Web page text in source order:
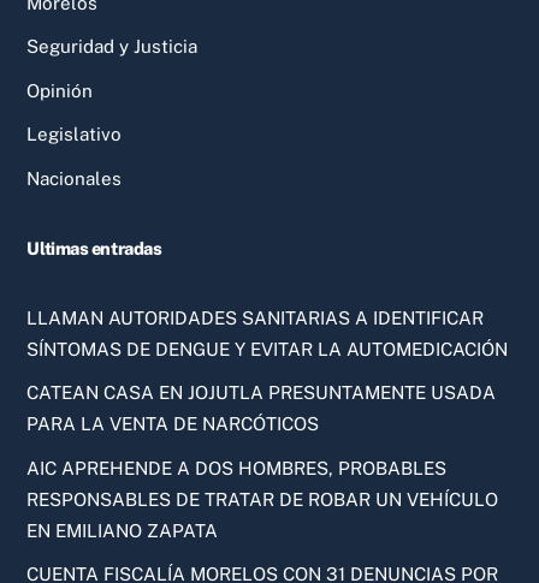
Seguridad y Justicia
Opinión
Legislativo
Nacionales
Ultimas entradas
LLAMAN AUTORIDADES SANITARIAS A IDENTIFICAR
SÍNTOMAS DE DENGUE Y EVITAR LA AUTOMEDICACIÓN
CATEAN CASA EN JOJUTLA PRESUNTAMENTE USADA
PARA LA VENTA DE NARCÓTICOS
AIC APREHENDE A DOS HOMBRES, PROBABLES
RESPONSABLES DE TRATAR DE ROBAR UN VEHÍCULO
EN EMILIANO ZAPATA
CUENTA FISCALÍA MORELOS CON 31 DENUNCIAS POR